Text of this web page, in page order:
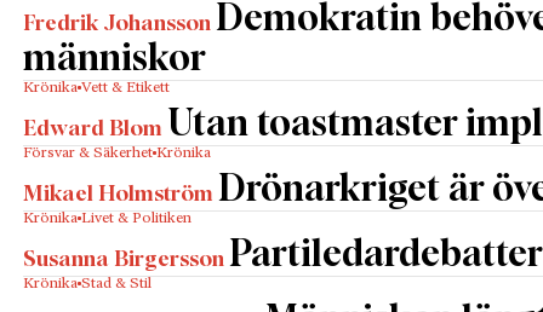
Fredrik Johansson Demokratin
människor
Krönika Vett & Etikett
Edward Blom Utan toastmaster
Försvar & Säkerhet Krönika
Mikael Holmström Drönarkriget är
Krönika Livet & Politiken
Susanna Birgersson
Krönika Stad & Stil